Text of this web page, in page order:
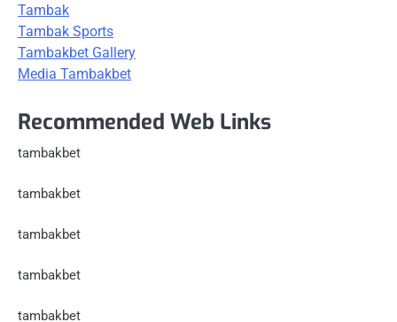
Tambak
Tambak Sports
Tambakbet Gallery
Media Tambakbet
Recommended Web Links
tambakbet
tambakbet
tambakbet
tambakbet
tambakbet